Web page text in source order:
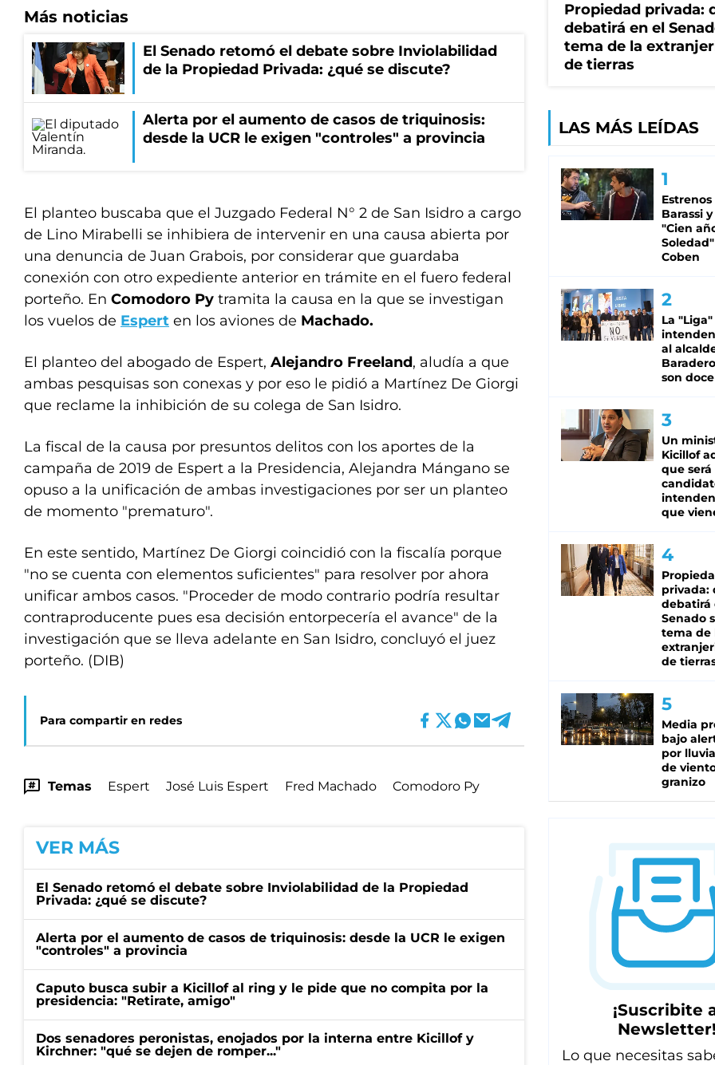
Más noticias
El Senado retomó el debate sobre Inviolabilidad
de la Propiedad Privada: ¿qué se discute?
Alerta por el aumento de casos de triquinosis:
desde la UCR le exigen "controles" a provincia
El planteo buscaba que el Juzgado Federal N° 2 de San Isidro a cargo
de Lino Mirabelli se inhibiera de intervenir en una causa abierta por
una denuncia de Juan Grabois, por considerar que guardaba
conexión con otro expediente anterior en trámite en el fuero federal
porteño. En Comodoro Py tramita la causa en la que se investigan
los vuelos de Espert en los aviones de Machado.
El planteo del abogado de Espert, Alejandro Freeland, aludía a que
ambas pesquisas son conexas y por eso le pidió a Martínez De Giorgi
que reclame la inhibición de su colega de San Isidro.
La fiscal de la causa por presuntos delitos con los aportes de la
campaña de 2019 de Espert a la Presidencia, Alejandra Mángano se
opuso a la unificación de ambas investigaciones por ser un planteo
de momento "prematuro".
En este sentido, Martínez De Giorgi coincidió con la fiscalía porque
"no se cuenta con elementos suficientes" para resolver por ahora
unificar ambos casos. "Proceder de modo contrario podría resultar
contraproducente pues esa decisión entorpecería el avance" de la
investigación que se lleva adelante en San Isidro, concluyó el juez
porteño. (DIB)
Para compartir en redes
Temas Espert José Luis Espert Fred Machado Comodoro Py
VER MÁS
El Senado retomó el debate sobre Inviolabilidad de la Propiedad
Privada: ¿qué se discute?
Alerta por el aumento de casos de triquinosis: desde la UCR le exigen
"controles" a provincia
Caputo busca subir a Kicillof al ring y le pide que no compita por la
presidencia: "Retirate, amigo"
Dos senadores peronistas, enojados por la interna entre Kicillof y
Kirchner: "qué se dejen de romper..."
Propiedad privada:
debatirá en el
tema de la
de tierras
LAS MÁS LEÍDAS
Estrenos
Barassi
"Cien
Coben
La
al
son doce
Un
Kicillof
que será
que
privada:
debatirá
Senado
tema de
de
Media
bajo
por
de
granizo
¡Suscribite
Newsletter!
Lo que necesitas